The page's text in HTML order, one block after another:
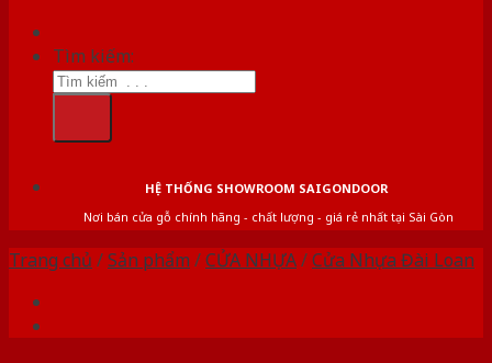
Tìm kiếm:
HỆ THỐNG SHOWROOM SAIGONDOOR
Nơi bán cửa gỗ chính hãng - chất lượng - giá rẻ nhất tại Sài Gòn
Trang chủ /Sản phẩm /CỬA NHỰA/Cửa Nhựa Đài Loan